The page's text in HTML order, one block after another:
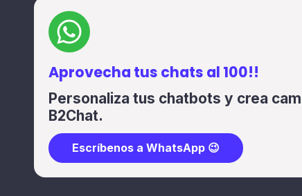
Aprovecha tus chats al 100!!
Personaliza tus chatbots y crea
B2Chat.
Escríbenos a WhatsApp 😉